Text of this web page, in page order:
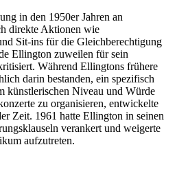
in den 1950er Jahren an
direkte Aktionen wie
Sit-ins für die Gleichberechtigung
Ellington zuweilen für sein
Während Ellingtons frühere
darin bestanden, ein spezifisch
künstlerischen Niveau und Würde
zu organisieren, entwickelte
Zeit. 1961 hatte Ellington in seinen
verankert und weigerte
aufzutreten.